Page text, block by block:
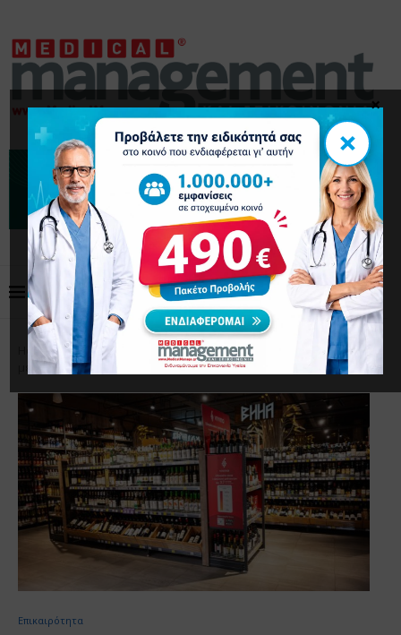
Home Επικαιρότητα
Ανησυχία από έρευνα σχετικά
με τις επιπτώσεις του αλκοόλ
Επικαιρότητα
×
×